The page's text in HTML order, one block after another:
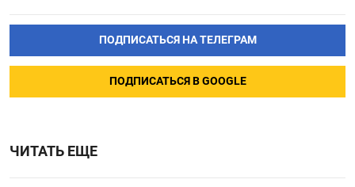
ПОДПИСАТЬСЯ НА ТЕЛЕГРАМ
ПОДПИСАТЬСЯ В GOOGLE
ЧИТАТЬ ЕЩЕ